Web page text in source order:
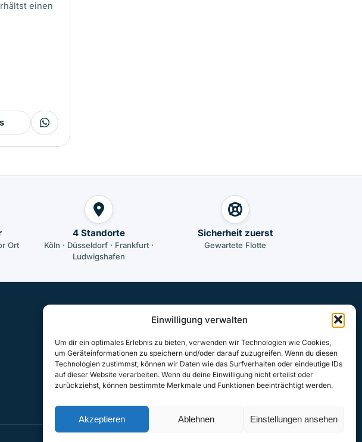
Einwilligung verwalten
Um dir ein optimales Erlebnis zu bieten, verwenden wir Technologien wie Cookies,
um Geräteinformationen zu speichern und/oder darauf zuzugreifen. Wenn du diesen
Technologien zustimmst, können wir Daten wie das Surfverhalten oder eindeutige IDs
auf dieser Website verarbeiten. Wenn du deine Einwilligung nicht erteilst oder
zurückziehst, können bestimmte Merkmale und Funktionen beeinträchtigt werden.
Akzeptieren Ablehnen Einstellungen ansehen
einen
Fragen?
Ort
4 Standorte
Köln · Düsseldorf · Frankfurt ·
Ludwigshafen
Sicherheit zuerst
Gewartete Flotte
STANDORTE
Köln
Düsseldorf
Frankfurt
Ludwigshafen / Mannheim